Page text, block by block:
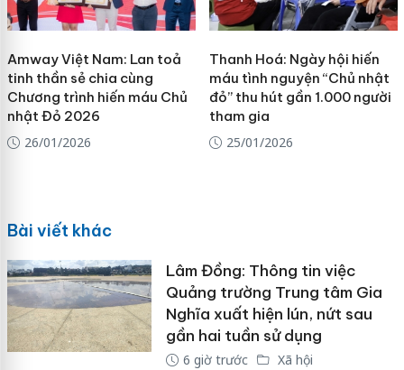
Amway Việt Nam: Lan toả
tinh thần sẻ chia cùng
Chương trình hiến máu Chủ
nhật Đỏ 2026
26/01/2026
Thanh Hoá: Ngày hội hiến
máu tình nguyện “Chủ nhật
đỏ” thu hút gần 1.000 người
tham gia
25/01/2026
Bài viết khác
Lâm Đồng: Thông tin việc
Quảng trường Trung tâm Gia
Nghĩa xuất hiện lún, nứt sau
gần hai tuần sử dụng
6 giờ trước Xã hội